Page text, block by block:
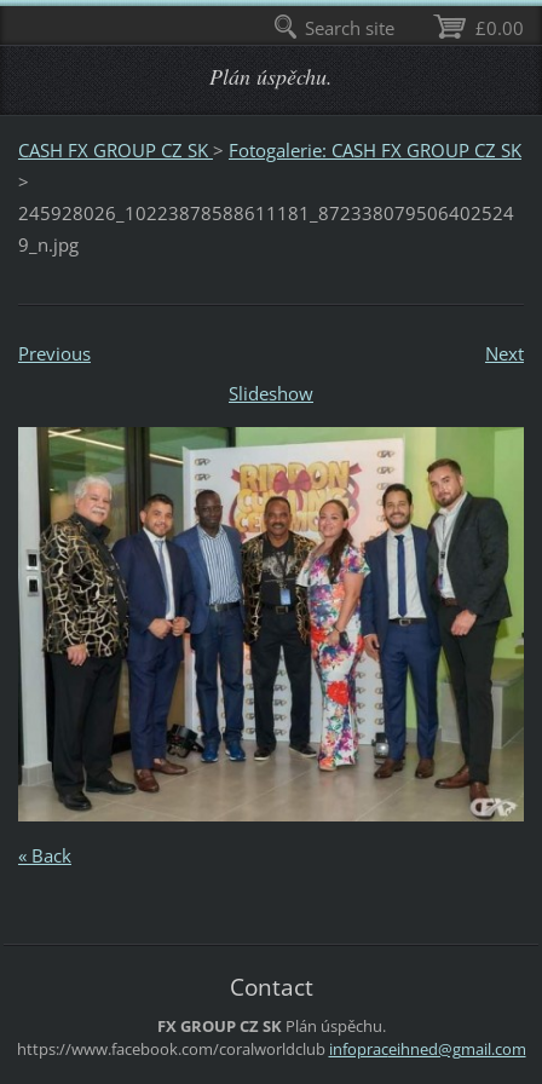
Plán úspěchu.
CASH FX GROUP CZ SK > Fotogalerie: CASH FX GROUP CZ SK
>
245928026_10223878588611181_872338079506402524
9_n.jpg
Previous
Next
Slideshow
« Back
Contact
FX GROUP CZ SK Plán úspěchu.
https://www.facebook.com/coralworldclub infopraceihned@gmail.com
£0.00
Search site